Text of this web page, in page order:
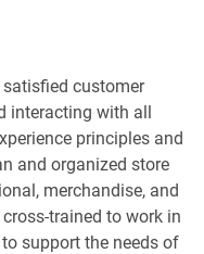
customer
interacting with all
principles and
and organized store
merchandise, and
trained to work in
support the needs of